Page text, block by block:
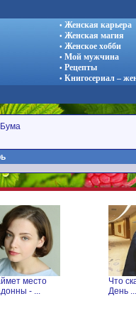
• Женская карьера
• Женская магия
• Женское хобби
• Мой мужчина
• Рецепты
• Книгосериал –
Что сказал Гуф в
День ...